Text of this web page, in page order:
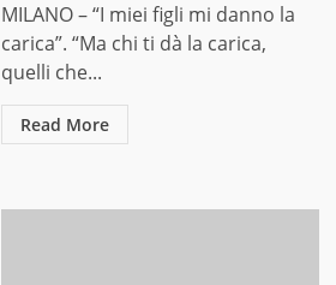
MILANO – “I miei figli mi danno la
carica”. “Ma chi ti dà la carica,
quelli che...
Read More